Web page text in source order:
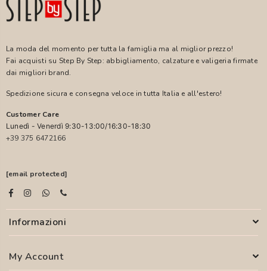
La moda del momento per tutta la famiglia ma al miglior prezzo!
Fai acquisti su Step By Step: abbigliamento, calzature e valigeria firmate
dai migliori brand.
Spedizione sicura e consegna veloce in tutta Italia e all'estero!
Customer Care
Lunedì - Venerdì 9:30-13:00/16:30-18:30
+39 375 6472166
[email protected]
Informazioni
My Account